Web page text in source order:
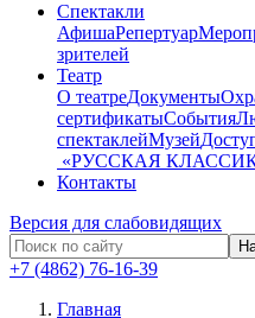
Спектакли
АфишаРепертуар
зрителей
Театр
О театреДокументы
сертификатыСобытия
спектаклейМузей
«РУССКАЯ
Контакты
Версия для слабовидящих
+7 (4862) 76-16-39
Главная